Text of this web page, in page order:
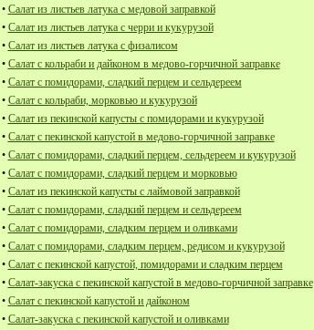
• Салат из листьев латука с медовой заправкой
• Салат из листьев латука с черри и кукурузой
• Салат из листьев латука с физалисом
• Салат с кольраби и дайконом в медово-горчичной заправке
• Салат с помидорами, сладкий перцем и сельдереем
• Салат с кольраби, морковью и кукурузой
• Салат из пекинской капусты с помидорами и кукурузой
• Салат с пекинской капустой в медово-горчичной заправке
• Салат с помидорами, сладкий перцем, сельдереем и кукурузой
• Салат с помидорами, сладкий перцем и морковью
• Салат из пекинской капусты с лаймовой заправкой
• Салат с помидорами, сладкий перцем и сельдереем
• Салат с помидорами, сладким перцем и оливками
• Салат с помидорами, сладким перцем, редисом и кукурузой
• Салат с пекинской капустой, помидорами и сладким перцем
• Салат-закуска с пекинской капустой в медово-горчичной заправке
• Салат с пекинской капустой и дайконом
• Салат-закуска с пекинской капустой и оливками